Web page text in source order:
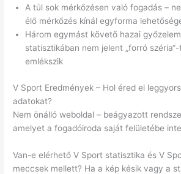
A túl sok mérkőzésen való fogadás –
élő mérkőzés kínál egyforma
Három egymást követő hazai
statisztikában nem jelent „forró
emlékszik
V Sport Eredmények – Hol éred el
adatokat?
Nem önálló weboldal – beágyazott
amelyet a fogadóiroda saját felületébe
Van-e elérhető V Sport statisztika és V
meccsek mellett? Ha a kép késik vagy a